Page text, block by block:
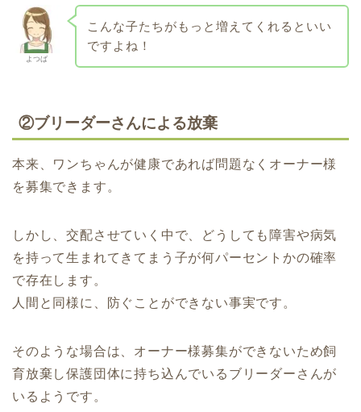
よつば
こんな子たちがもっと増えてくれるといい
ですよね！
②ブリーダーさんによる放棄
本来、ワンちゃんが健康であれば問題なくオーナー様
を募集できます。
しかし、交配させていく中で、どうしても障害や病気
を持って生まれてきてまう子が何パーセントかの確率
で存在します。
人間と同様に、防ぐことができない事実です。
そのような場合は、オーナー様募集ができないため飼
育放棄し保護団体に持ち込んでいるブリーダーさんが
いるようです。